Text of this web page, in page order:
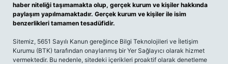
haber niteliği taşımamakta olup, gerçek kurum ve kişiler hakkında
paylaşım yapılmamaktadır. Gerçek kurum ve kişiler ile isim
benzerlikleri tamamen tesadüfidir.
Sitemiz, 5651 Sayılı Kanun gereğince Bilgi Teknolojileri ve İletişim
Kurumu (BTK) tarafından onaylanmış bir Yer Sağlayıcı olarak hizmet
vermektedir. Bu nedenle, sitedeki içerikleri proaktif olarak denetleme